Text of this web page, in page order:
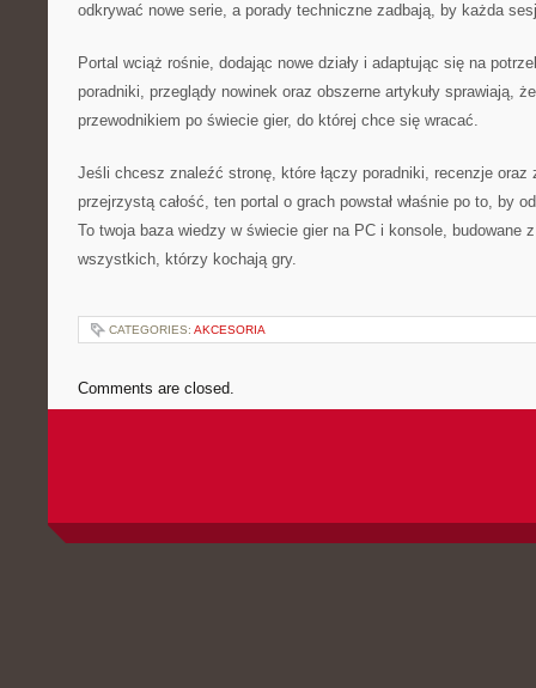
odkrywać nowe serie, a porady techniczne zadbają, by każda
Portal wciąż rośnie, dodając nowe działy i adaptując się na
poradniki, przeglądy nowinek oraz obszerne artykuły sprawiają,
przewodnikiem po świecie gier, do której chce się wracać.
Jeśli chcesz znaleźć stronę, które łączy poradniki, recenzje oraz
przejrzystą całość, ten portal o grach powstał właśnie po to, by
To twoja baza wiedzy w świecie gier na PC i konsole, budowane
wszystkich, którzy kochają gry.
CATEGORIES: AKCESORIA
Comments are closed.